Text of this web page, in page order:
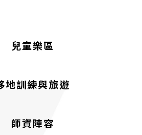
兒童樂區
地訓練與旅遊
師資陣容